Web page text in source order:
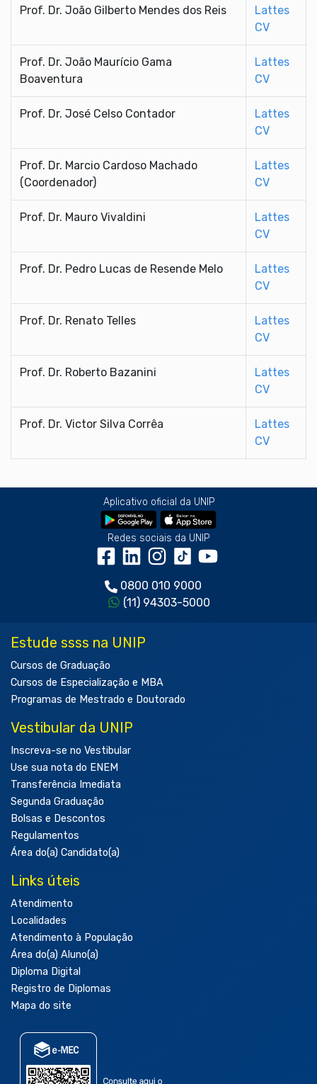
Prof. Dr. João Gilberto Mendes dos Reis
Lattes
CV
Prof. Dr. João Maurício Gama
Boaventura
Lattes
CV
Prof. Dr. José Celso Contador
Lattes
CV
Prof. Dr. Marcio Cardoso Machado
(Coordenador)
Lattes
CV
Prof. Dr. Mauro Vivaldini
Lattes
CV
Prof. Dr. Pedro Lucas de Resende Melo
Lattes
CV
Prof. Dr. Renato Telles
Lattes
CV
Prof. Dr. Roberto Bazanini
Lattes
CV
Prof. Dr. Victor Silva Corrêa
Lattes
CV
Aplicativo oficial da UNIP
Redes sociais da UNIP
0800 010 9000
(11) 94303-5000
Estude ssss na UNIP
Cursos de Graduação
Cursos de Especialização e MBA
Programas de Mestrado e Doutorado
Vestibular da UNIP
Inscreva-se no Vestibular
Use sua nota do ENEM
Transferência Imediata
Segunda Graduação
Bolsas e Descontos
Regulamentos
Área do(a) Candidato(a)
Links úteis
Atendimento
Localidades
Atendimento à População
Área do(a) Aluno(a)
Diploma Digital
Registro de Diplomas
Mapa do site